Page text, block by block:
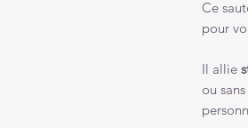
Ce
pour
Il allie
ou